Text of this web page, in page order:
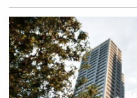
系統無障礙設施」等工程進
形。離島因地理環境及氣候
無論是對外交通、醫療、工
面臨更高挑戰。因此，在離
思考，更需要進入整個離島
「臺灣本島有中央山脈、離